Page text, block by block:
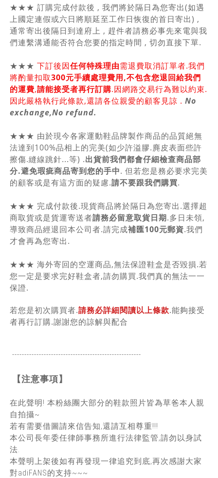
★★★ 訂購完成付款後 , 我們將於隔日為您寄出(如遇
上國定連假或六日將順延至工作日恢復的首日寄出) ,
通常寄出後隔日到達府上 , 趕件者請務必事先來電與我
們連繫溝通能否符合您要的指定時間 , 切勿直接下單.
★★★ 下訂後因任何特殊理由需退費取消訂單者.我們
將酌量扣取300元手續處理費用,不包含您退回給我們
的運費,請能接受者再行訂購.因網路交易行為難以約束.
因此嚴格執行此條款,還請各位親愛的顧客見諒 . No
exchange,No refund.
★★★ 由於現今各家運動鞋品牌製作商品的品質絕無
法達到100%品相上的完美(如少許溢膠.麂皮表面些許
擦傷.縫線跳針...等) .出貨前我們都會仔細檢查商品部
分.避免瑕疵商品寄到您的手中. 但若您是務必要求完美
的顧客或是有這方面的疑慮.請不要跟我們購買.
★★★ 完成付款後.現貨商品將於隔日為您寄出.選擇超
商取貨或是貨運寄送者請務必留意取貨日期.多日未領,
導致商品經退回本公司者.請完成補匯100元郵資.我們
才會再為您寄出.
★★★ 海外寄回的空運商品,無法保證鞋盒是否毀損.若
您一定是要求完好鞋盒者,請勿購買.我們真的無法一一
保證.
若您是初次購買者.請務必詳細閱讀以上條款.能夠接受
者再行訂購.謝謝您的諒解與配合
-----------------------------------------------------
【注意事項】
在此聲明! 本粉絲團大部分的鞋款照片皆為草爸本人親
自拍攝~
若有需要借圖請來信告知,還請互相尊重!!!
本公司長年委任律師事務所進行法律監管,請勿以身試
法.
本聲明上架後如有再發現一律追究到底,再次感謝大家
對adiFANS的支持~~~